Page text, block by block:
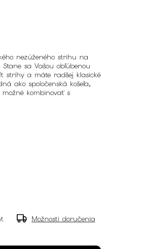
nezúženého strihu na
sa Vašou obľúbenou
strihy a máte radšej klasické
ako spoločenská košeľa,
možné kombinovať s
Možnosti doručenia